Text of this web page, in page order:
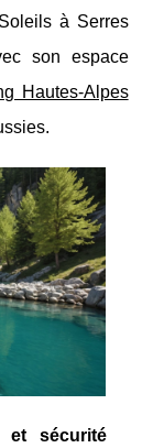
à Serres
son espace
Hautes-Alpes
et sécurité